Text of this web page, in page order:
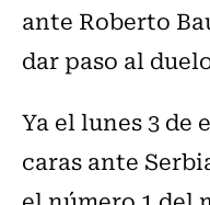
ante Roberto
dar paso al
Ya el lunes 3 de
caras ante